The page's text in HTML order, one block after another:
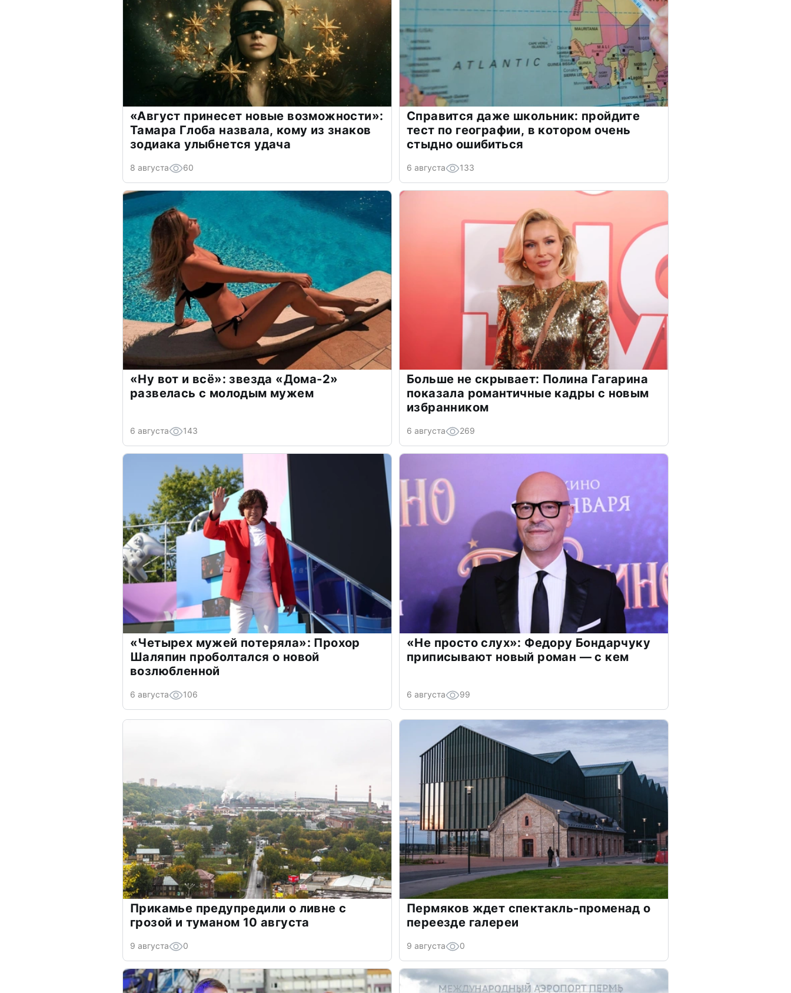
«Август принесет новые возможности»:
Тамара Глоба назвала, кому из знаков
зодиака улыбнется удача
8 августа 60
Справится даже школьник: пройдите
тест по географии, в котором очень
стыдно ошибиться
6 августа 133
«Ну вот и всё»: звезда «Дома-2»
развелась с молодым мужем
6 августа 143
Больше не скрывает: Полина Гагарина
показала романтичные кадры с новым
избранником
6 августа 269
«Четырех мужей потеряла»: Прохор
Шаляпин проболтался о новой
возлюбленной
6 августа 106
«Не просто слух»: Федору Бондарчуку
приписывают новый роман — с кем
6 августа 99
Прикамье предупредили о ливне с
грозой и туманом 10 августа
9 августа 0
Пермяков ждет спектакль-променад о
переезде галереи
9 августа 0